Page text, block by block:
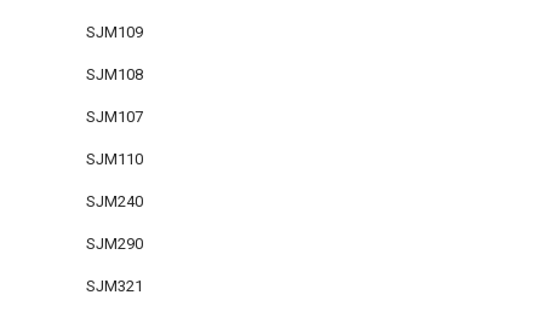
SJM109
SJM108
SJM107
SJM110
SJM240
SJM290
SJM321